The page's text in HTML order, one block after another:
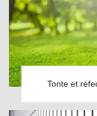
Tonte et